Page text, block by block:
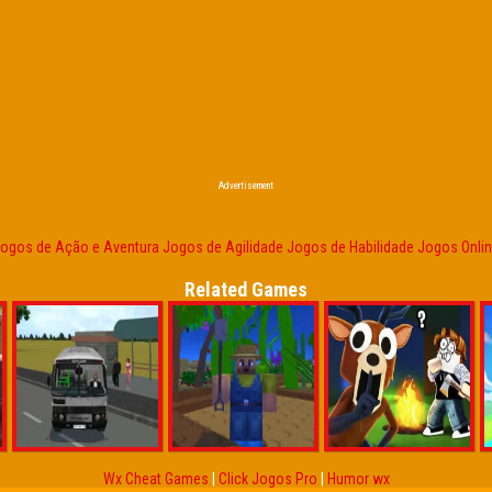
Advertisement
de Ação e Aventura Jogos de Agilidade Jogos de Habilidade Jogos
Related Games
Wx Cheat Games Click Jogos Pro Humor wx